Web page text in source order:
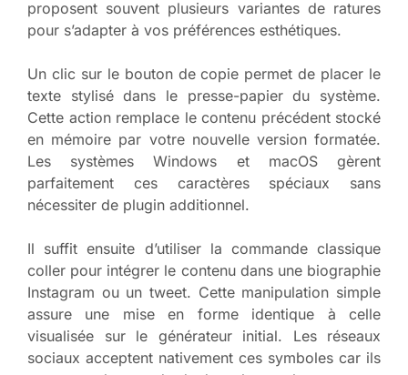
proposent souvent plusieurs variantes de ratures
pour s’adapter à vos préférences esthétiques.
Un clic sur le bouton de copie permet de placer le
texte stylisé dans le presse-papier du système.
Cette action remplace le contenu précédent stocké
en mémoire par votre nouvelle version formatée.
Les systèmes Windows et macOS gèrent
parfaitement ces caractères spéciaux sans
nécessiter de plugin additionnel.
Il suffit ensuite d’utiliser la commande classique
coller pour intégrer le contenu dans une biographie
Instagram ou un tweet. Cette manipulation simple
assure une mise en forme identique à celle
visualisée sur le générateur initial. Les réseaux
sociaux acceptent nativement ces symboles car ils